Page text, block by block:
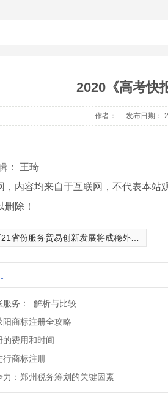
2020《高考快
作者： 发布日期：
： 王琦
，内容均来自于互联网，不代表本
除！
省份服务贸易创新发展将成稳外贸发力点
服务：..解析与比较
阳商标注册全攻略
的费用和时间
行商标注册
力：郑州税务筹划的关键因素